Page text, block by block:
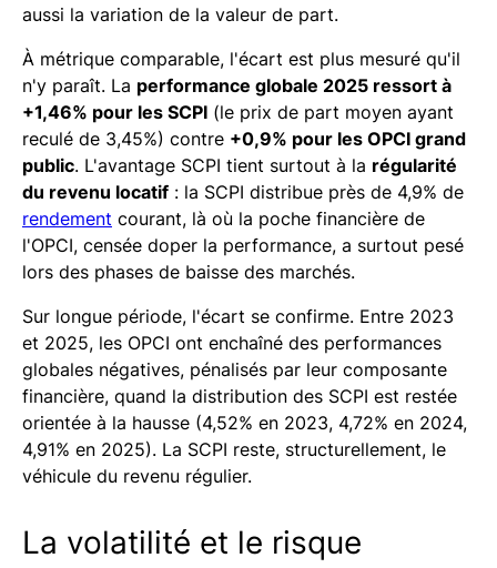
aussi la variation de la valeur de part.
À métrique comparable, l'écart est plus mesuré qu'il
n'y paraît. La performance globale 2025 ressort à
+1,46% pour les SCPI (le prix de part moyen ayant
reculé de 3,45%) contre +0,9% pour les OPCI grand
public. L'avantage SCPI tient surtout à la régularité
du revenu locatif : la SCPI distribue près de 4,9% de
rendement courant, là où la poche financière de
l'OPCI, censée doper la performance, a surtout pesé
lors des phases de baisse des marchés.
Sur longue période, l'écart se confirme. Entre 2023
et 2025, les OPCI ont enchaîné des performances
globales négatives, pénalisés par leur composante
financière, quand la distribution des SCPI est restée
orientée à la hausse (4,52% en 2023, 4,72% en 2024,
4,91% en 2025). La SCPI reste, structurellement, le
véhicule du revenu régulier.
La volatilité et le risque